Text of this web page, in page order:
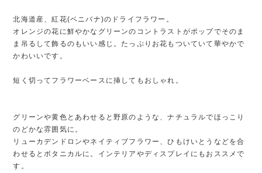
北海道産、紅花(ベニバナ)のドライフラワー。
オレンジの花に鮮やかなグリーンのコントラストがポップでそのま
ま吊るして飾るのもいい感じ。たっぷりお花もついていて華やかで
かわいいです。
短く切ってフラワーベースに挿してもおしゃれ。
グリーンや黄色とあわせると野原のような、ナチュラルでほっこり
のどかな雰囲気に。
リューカデンドロンやネイティブフラワー、ひもけいとうなどを合
わせるとボタニカルに。インテリアやディスプレイにもおススメで
す。